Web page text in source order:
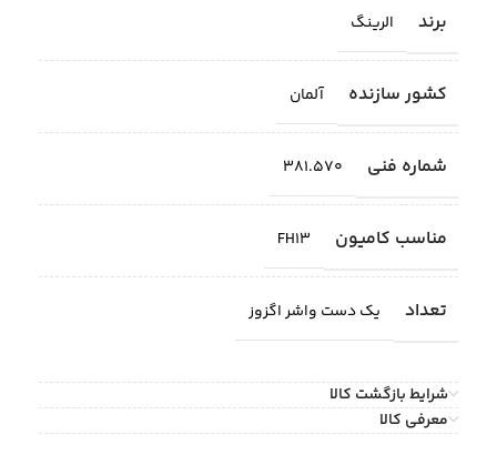
برند الرینگ
کشور سازنده آلمان
شماره فنی 381.570
مناسب کامیون FH13
تعداد یک دست واشر اگزوز
شرایط بازگشت کالا
معرفی کالا